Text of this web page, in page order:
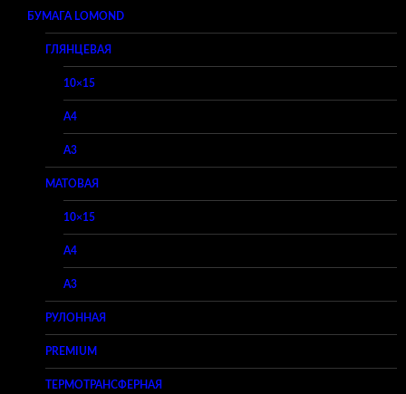
БУМАГА LOMOND
ГЛЯНЦЕВАЯ
10×15
A4
A3
МАТОВАЯ
10×15
A4
A3
РУЛОННАЯ
PREMIUM
ТЕРМОТРАНСФЕРНАЯ